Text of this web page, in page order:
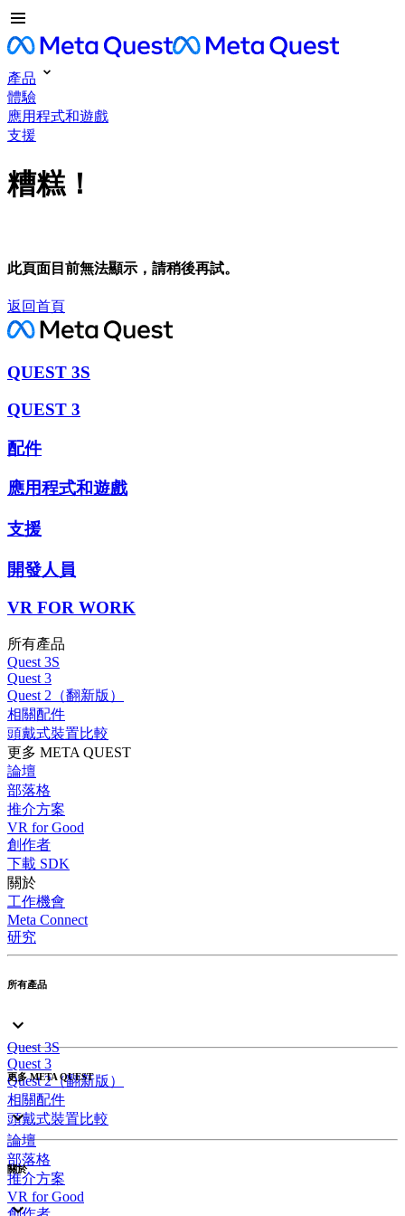
產品
體驗
應用程式和遊戲
支援
糟糕！
此頁面目前無法顯示，請稍後再試。
返回首頁
QUEST 3S
QUEST 3
配件
應用程式和遊戲
支援
開發人員
VR FOR WORK
所有產品
Quest 3S
Quest 3
Quest 2（翻新版）
相關配件
頭戴式裝置比較
更多 META QUEST
論壇
部落格
推介方案
VR for Good
創作者
下載 SDK
關於
工作機會
Meta Connect
研究
所有產品
Quest 3S
Quest 3
Quest 2（翻新版）
相關配件
頭戴式裝置比較
更多 META QUEST
論壇
部落格
推介方案
VR for Good
關於